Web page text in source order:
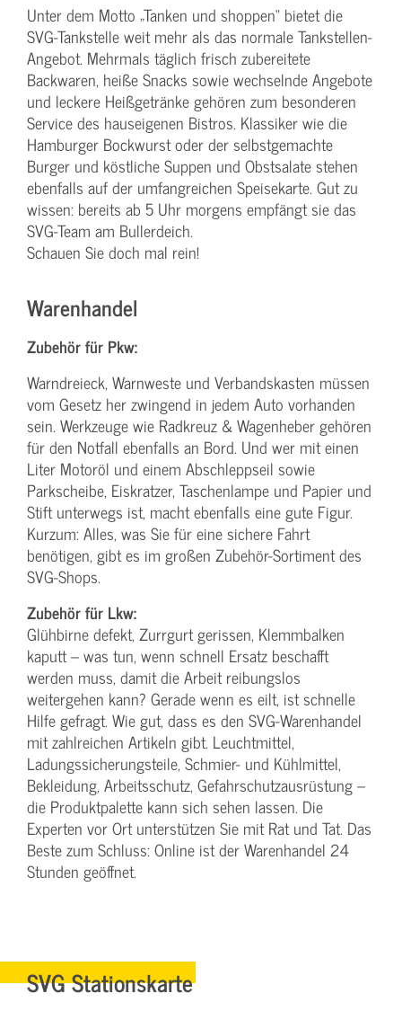
Unter dem Motto „Tanken und shoppen“ bietet die
SVG-Tankstelle weit mehr als das normale Tankstellen-
Angebot. Mehrmals täglich frisch zubereitete
Backwaren, heiße Snacks sowie wechselnde Angebote
und leckere Heißgetränke gehören zum besonderen
Service des hauseigenen Bistros. Klassiker wie die
Hamburger Bockwurst oder der selbstgemachte
Burger und köstliche Suppen und Obstsalate stehen
ebenfalls auf der umfangreichen Speisekarte. Gut zu
wissen: bereits ab 5 Uhr morgens empfängt sie das
SVG-Team am Bullerdeich.
Schauen Sie doch mal rein!
Warenhandel
Zubehör für Pkw:
Warndreieck, Warnweste und Verbandskasten müssen
vom Gesetz her zwingend in jedem Auto vorhanden
sein. Werkzeuge wie Radkreuz & Wagenheber gehören
für den Notfall ebenfalls an Bord. Und wer mit einen
Liter Motoröl und einem Abschleppseil sowie
Parkscheibe, Eiskratzer, Taschenlampe und Papier und
Stift unterwegs ist, macht ebenfalls eine gute Figur.
Kurzum: Alles, was Sie für eine sichere Fahrt
benötigen, gibt es im großen Zubehör-Sortiment des
SVG-Shops.
Zubehör für Lkw:
Glühbirne defekt, Zurrgurt gerissen, Klemmbalken
kaputt – was tun, wenn schnell Ersatz beschafft
werden muss, damit die Arbeit reibungslos
weitergehen kann? Gerade wenn es eilt, ist schnelle
Hilfe gefragt. Wie gut, dass es den SVG-Warenhandel
mit zahlreichen Artikeln gibt. Leuchtmittel,
Ladungssicherungsteile, Schmier- und Kühlmittel,
Bekleidung, Arbeitsschutz, Gefahrschutzausrüstung –
die Produktpalette kann sich sehen lassen. Die
Experten vor Ort unterstützen Sie mit Rat und Tat. Das
Beste zum Schluss: Online ist der Warenhandel 24
Stunden geöffnet.
SVG Stationskarte